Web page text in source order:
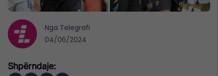
Nga Telegrafi
04/06/2024